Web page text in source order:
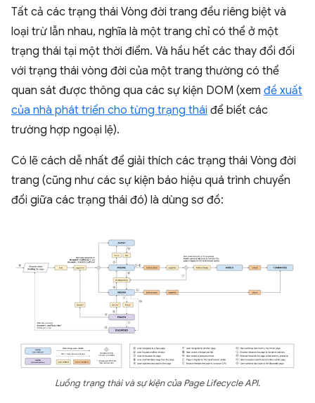
Tất cả các trạng thái Vòng đời trang đều riêng biệt và
loại trừ lẫn nhau, nghĩa là một trang chỉ có thể ở một
trạng thái tại một thời điểm. Và hầu hết các thay đổi đối
với trạng thái vòng đời của một trang thường có thể
quan sát được thông qua các sự kiện DOM (xem đề xuất
của nhà phát triển cho từng trạng thái để biết các
trường hợp ngoại lệ).
Có lẽ cách dễ nhất để giải thích các trạng thái Vòng đời
trang (cũng như các sự kiện báo hiệu quá trình chuyển
đổi giữa các trạng thái đó) là dùng sơ đồ:
Luồng trạng thái và sự kiện của Page Lifecycle API.